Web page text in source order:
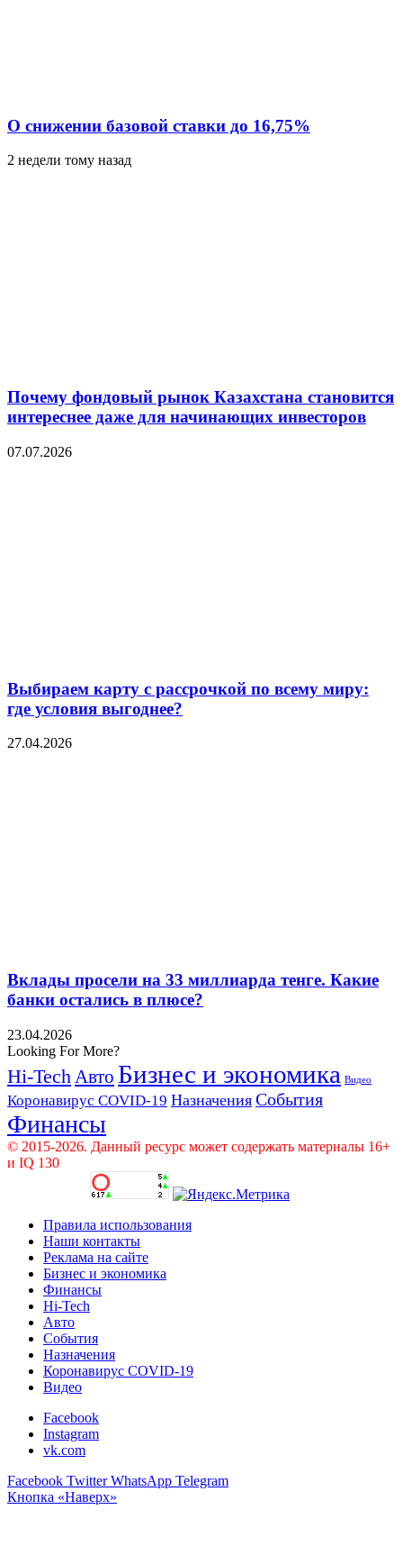
О снижении базовой ставки до 16,75%
2 недели тому назад
Почему фондовый рынок Казахстана становится
интереснее даже для начинающих инвесторов
07.07.2026
Выбираем карту с рассрочкой по всему миру:
где условия выгоднее?
27.04.2026
Вклады просели на 33 миллиарда тенге. Какие
банки остались в плюсе?
23.04.2026
Looking For More?
Hi-Tech Авто Бизнес и экономика Видео
Коронавирус COVID-19 Назначения События
Финансы
© 2015-2026. Данный ресурс может содержать материалы 16+
и IQ 130
Правила использования
Наши контакты
Реклама на сайте
Бизнес и экономика
Финансы
Hi-Tech
Авто
События
Назначения
Коронавирус COVID-19
Видео
Facebook
Instagram
vk.com
Facebook Twitter WhatsApp Telegram
Кнопка «Наверх»